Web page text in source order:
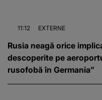
11:12 EXTERNE
Rusia neagă orice
descoperite pe
rusofobă în Germania”